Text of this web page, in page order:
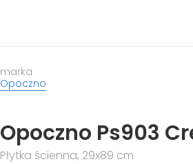
marka
Opoczno
Opoczno Ps903
Płytka ścienna, 29x89 cm